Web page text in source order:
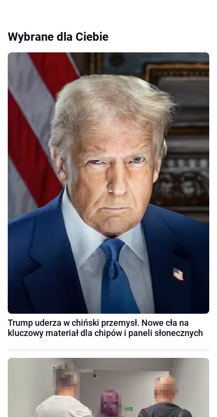
Wybrane dla Ciebie
Trump uderza w chiński przemysł. Nowe cła na
kluczowy materiał dla chipów i paneli słonecznych